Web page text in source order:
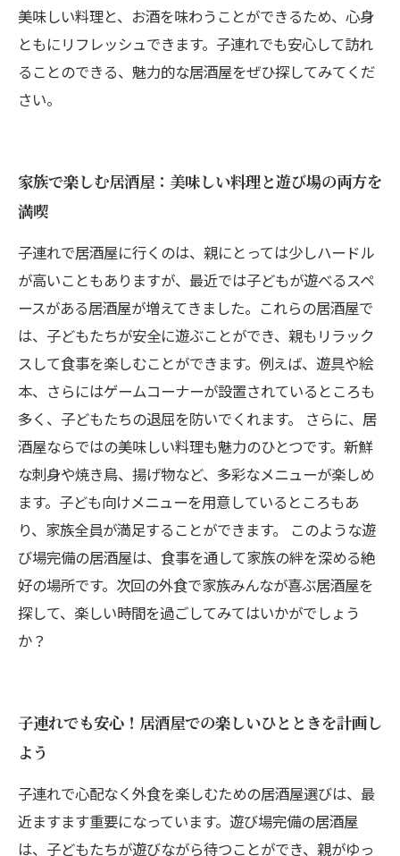
美味しい料理と、お酒を味わうことができるため、心身
ともにリフレッシュできます。子連れでも安心して訪れ
ることのできる、魅力的な居酒屋をぜひ探してみてくだ
さい。
家族で楽しむ居酒屋：美味しい料理と遊び場の両方を
満喫
子連れで居酒屋に行くのは、親にとっては少しハードル
が高いこともありますが、最近では子どもが遊べるスペ
ースがある居酒屋が増えてきました。これらの居酒屋で
は、子どもたちが安全に遊ぶことができ、親もリラック
スして食事を楽しむことができます。例えば、遊具や絵
本、さらにはゲームコーナーが設置されているところも
多く、子どもたちの退屈を防いでくれます。 さらに、居
酒屋ならではの美味しい料理も魅力のひとつです。新鮮
な刺身や焼き鳥、揚げ物など、多彩なメニューが楽しめ
ます。子ども向けメニューを用意しているところもあ
り、家族全員が満足することができます。 このような遊
び場完備の居酒屋は、食事を通して家族の絆を深める絶
好の場所です。次回の外食で家族みんなが喜ぶ居酒屋を
探して、楽しい時間を過ごしてみてはいかがでしょう
か？
子連れでも安心！居酒屋での楽しいひとときを計画し
よう
子連れで心配なく外食を楽しむための居酒屋選びは、最
近ますます重要になっています。遊び場完備の居酒屋
は、子どもたちが遊びながら待つことができ、親がゆっ